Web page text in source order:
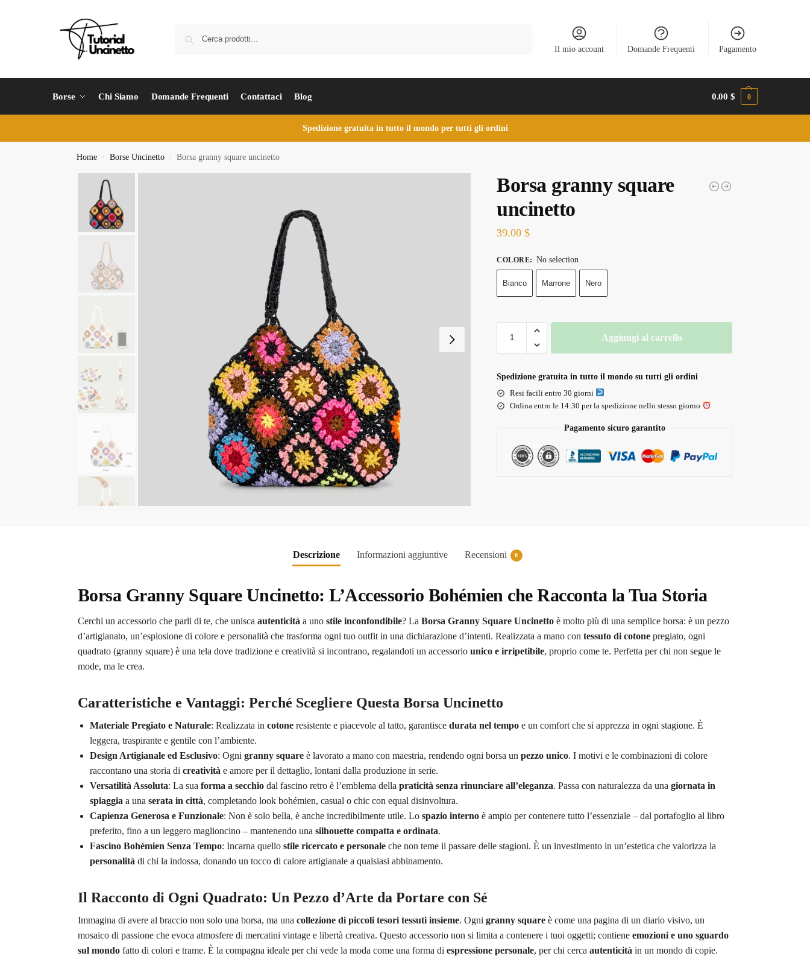
Il mio account Domande Frequenti Pagamento
Borse Chi Siamo Domande Frequenti Contattaci Blog 0.00$ 0
Spedizione gratuita in tutto il mondo per tutti gli ordini
Home / Borse Uncinetto / Borsa granny square uncinetto
Borsa granny square
uncinetto
39.00$
COLORE: No selection
Bianco Marrone Nero
Aggiungi al carrello
Spedizione gratuita in tutto il mondo su tutti gli ordini
Resi facili entro 30 giorni
Ordina entro le 14:30 per la spedizione nello stesso giorno
Pagamento sicuro garantito
Descrizione Informazioni aggiuntive Recensioni 0
Borsa Granny Square Uncinetto: L’Accessorio Bohémien che Racconta la Tua Storia
Cerchi un accessorio che parli di te, che unisca autenticità a uno stile inconfondibile? La Borsa Granny Square Uncinettoè molto più di una semplice borsa: è un pezzo
d’artigianato, un’esplosione di colore e personalità che trasforma ogni tuo outfit in una dichiarazione d’intenti. Realizzata a mano con tessuto di cotonepregiato, ogni
quadrato (granny square) è una tela dove tradizione e creatività si incontrano, regalandoti un accessorio unico e irripetibile, proprio come te. Perfetta per chi non segue le
mode, ma le crea.
Caratteristiche e Vantaggi: Perché Scegliere Questa Borsa Uncinetto
Materiale Pregiato e Naturale: Realizzata in cotoneresistente e piacevole al tatto, garantisce durata nel tempoe un comfort che si apprezza in ogni stagione. È
leggera, traspirante e gentile con l’ambiente.
Design Artigianale ed Esclusivo: Ogni granny squareè lavorato a mano con maestria, rendendo ogni borsa un pezzo unico. I motivi e le combinazioni di colore
raccontano una storia di creatività e amore per il dettaglio, lontani dalla produzione in serie.
Versatilità Assoluta: La sua forma a secchiodal fascino retro è l’emblema della praticità senza rinunciare all’eleganza. Passa con naturalezza da una giornata in
spiaggia a una serata in città, completando look bohémien, casual o chic con equal disinvoltura.
Capienza Generosa e Funzionale: Non è solo bella, è anche incredibilmente utile. Lo spazio internoè ampio per contenere tutto l’essenziale – dal portafoglio al libro
preferito, fino a un leggero maglioncino – mantenendo una silhouette compatta e ordinata.
Fascino Bohémien Senza Tempo: Incarna quello stile ricercato e personaleche non teme il passare delle stagioni. È un investimento in un’estetica che valorizza la
personalità di chi la indossa, donando un tocco di calore artigianale a qualsiasi abbinamento.
Il Racconto di Ogni Quadrato: Un Pezzo d’Arte da Portare con Sé
Immagina di avere al braccio non solo una borsa, ma una collezione di piccoli tesori tessuti insieme. Ogni granny squareè come una pagina di un diario visivo, un
mosaico di passione che evoca atmosfere di mercatini vintage e libertà creativa. Questo accessorio non si limita a contenere i tuoi oggetti; contiene emozioni e uno sguardo
sul mondofatto di colori e trame. È la compagna ideale per chi vede la moda come una forma di espressione personale, per chi cerca autenticità in un mondo di copie.